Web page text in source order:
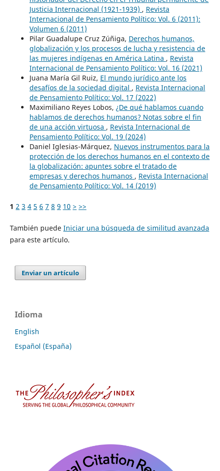
Justicia Internacional (1921-1939) , Revista
Internacional de Pensamiento Político: Vol. 6 (2011):
Volumen 6 (2011)
Pilar Guadalupe Cruz Zúñiga, Derechos humanos,
globalización y los procesos de lucha y resistencia de
las mujeres indígenas en América Latina , Revista
Internacional de Pensamiento Político: Vol. 16 (2021)
Juana María Gil Ruiz, El mundo jurídico ante los
desafíos de la sociedad digital , Revista Internacional
de Pensamiento Político: Vol. 17 (2022)
Maximiliano Reyes Lobos, ¿De qué hablamos cuando
hablamos de derechos humanos? Notas sobre el fin
de una acción virtuosa , Revista Internacional de
Pensamiento Político: Vol. 19 (2024)
Daniel Iglesias-Márquez, Nuevos instrumentos para la
protección de los derechos humanos en el contexto de
la globalización: apuntes sobre el tratado de
empresas y derechos humanos , Revista Internacional
de Pensamiento Político: Vol. 14 (2019)
1 2 3 4 5 6 7 8 9 10 > >>
También puede Iniciar una búsqueda de similitud avanzada
para este artículo.
Enviar un artículo
Idioma
English
Español (España)